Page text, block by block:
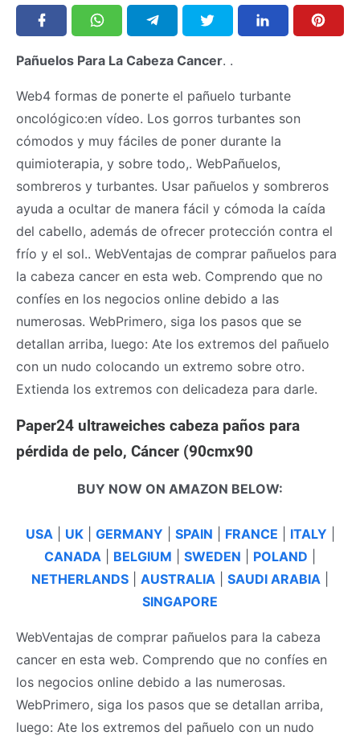
Pañuelos Para La Cabeza Cancer. .
Web4 formas de ponerte el pañuelo turbante
oncológico:en vídeo. Los gorros turbantes son
cómodos y muy fáciles de poner durante la
quimioterapia, y sobre todo,. WebPañuelos,
sombreros y turbantes. Usar pañuelos y sombreros
ayuda a ocultar de manera fácil y cómoda la caída
del cabello, además de ofrecer protección contra el
frío y el sol.. WebVentajas de comprar pañuelos para
la cabeza cancer en esta web. Comprendo que no
confíes en los negocios online debido a las
numerosas. WebPrimero, siga los pasos que se
detallan arriba, luego: Ate los extremos del pañuelo
con un nudo colocando un extremo sobre otro.
Extienda los extremos con delicadeza para darle.
Paper24 ultraweiches cabeza paños para
pérdida de pelo, Cáncer (90cmx90
BUY NOW ON AMAZON BELOW:
USA UK| GERMANY SPAIN FRANCE ITALY
CANADA
BELGIUM SWEDEN POLAND
NETHERLANDS
AUSTRALIA SAUDI ARABIA
SINGAPORE
WebVentajas de comprar pañuelos para la cabeza
cancer en esta web. Comprendo que no confíes en
los negocios online debido a las numerosas.
WebPrimero, siga los pasos que se detallan arriba,
luego: Ate los extremos del pañuelo con un nudo